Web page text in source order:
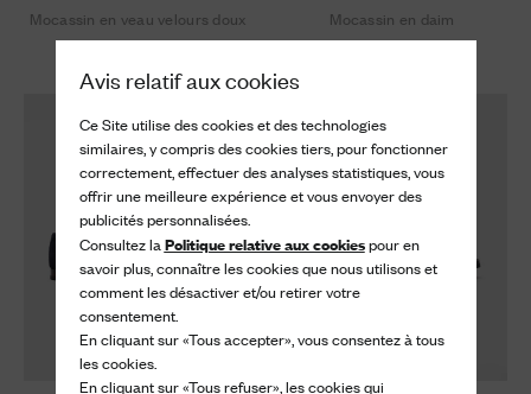
Avis relatif aux cookies
Ce Site utilise des cookies et des technologies
similaires, y compris des cookies tiers, pour fonctionner
correctement, effectuer des analyses statistiques, vous
offrir une meilleure expérience et vous envoyer des
publicités personnalisées.
Consultez laPolitique relative aux cookiespour en
savoir plus, connaître les cookies que nous utilisons et
comment les désactiver et/ou retirer votre
consentement.
En cliquant sur «Tous accepter», vous consentez à tous
les cookies.
En cliquant sur «Tous refuser», les cookies qui
Mocassin en veau velours doux
Mocassin en daim